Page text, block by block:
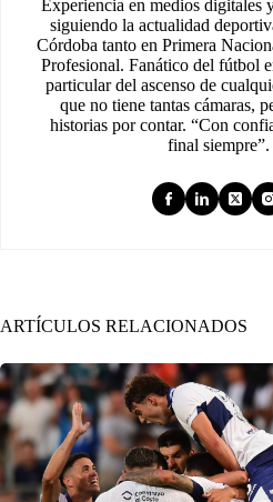
Experiencia en medios digitales
siguiendo la actualidad
Córdoba tanto en Primera
Profesional. Fanático del fútbol
particular del ascenso de
que no tiene tantas cámaras,
historias por contar. “Con
final siempre”.
ARTÍCULOS RELACIONADOS